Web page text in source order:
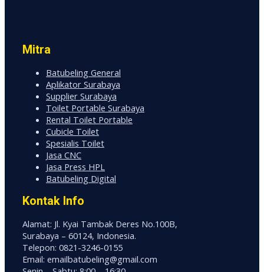
Mitra
Batubeling General
Aplikator Surabaya
Supplier Surabaya
Toilet Portable Surabaya
Rental Toilet Portable
Cubicle Toilet
Spesialis Toilet
Jasa CNC
Jasa Press HPL
Batubeling Digital
Kontak Info
Alamat: Jl. Kyai Tambak Deres No.100B,
Surabaya – 60124, Indonesia.
Telepon: 0821-3246-0155
Email: emailbatubeling@gmail.com